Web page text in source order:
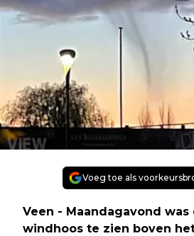
Voeg toe als
Veen - Maandagavond was
windhoos te zien boven